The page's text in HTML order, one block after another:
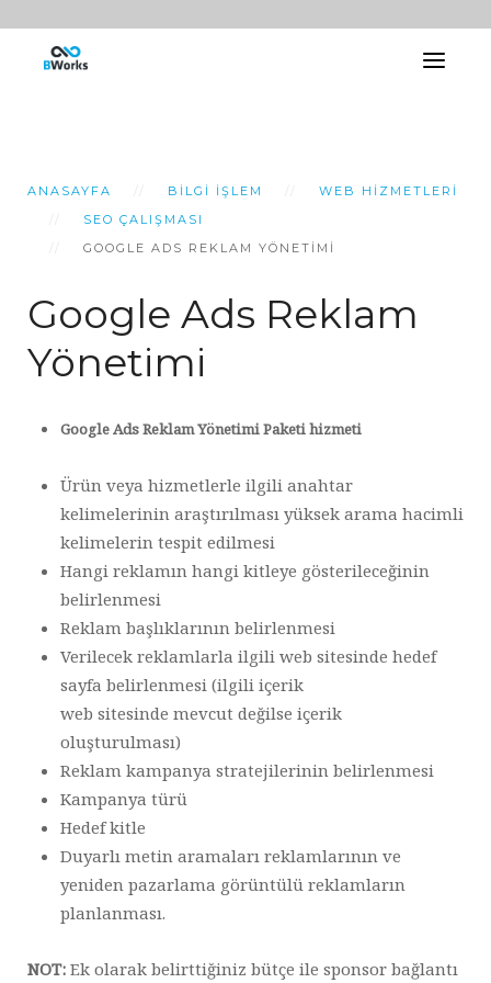
ANASAYFA BILGI İŞLEM
WEB HIZMETLERI
SEO ÇALIŞMASI
GOOGLE ADS REKLAM YÖNETİMİ
Google Ads Reklam
Yönetimi
Google Ads Reklam Yönetimi Paketi hizmeti
Ürün veya hizmetlerle ilgili anahtar
kelimelerinin araştırılması yüksek arama hacimli
kelimelerin tespit edilmesi
Hangi reklamın hangi kitleye gösterileceğinin
belirlenmesi
Reklam başlıklarının belirlenmesi
Verilecek reklamlarla ilgili web sitesinde hedef
sayfa belirlenmesi (ilgili içerik
web sitesinde mevcut değilse içerik
oluşturulması)
Reklam kampanya stratejilerinin belirlenmesi
Kampanya türü
Hedef kitle
Duyarlı metin aramaları reklamlarının ve
yeniden pazarlama görüntülü reklamların
planlanması.
NOT: Ek olarak belirttiğiniz bütçe ile sponsor bağlantı